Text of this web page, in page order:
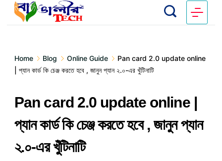
Home Blog Online Guide
Pan card 2.0 update online
| প্যান কার্ড কি চেঞ্জ করতে হবে , জানুন প্যান ২.০-এর খুঁটিনাটি
Pan card 2.0 update online |
প্যান কার্ড কি চেঞ্জ করতে হবে , জানুন প্যান
২.০-এর খুঁটিনাটি